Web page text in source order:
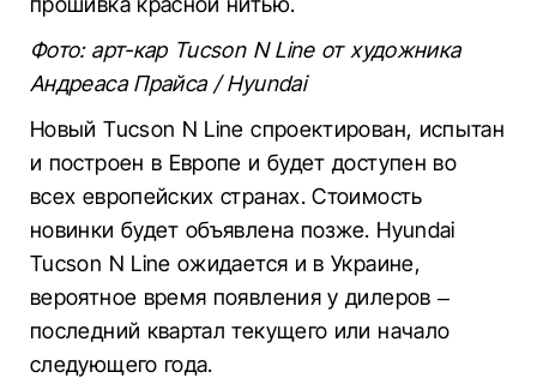
Фото: арт-кар Tucson N Line от художника
Андреаса Прайса / Hyundai
Новый Tucson N Line спроектирован, испытан
и построен в Европе и будет доступен во
всех европейских странах. Стоимость
новинки будет объявлена позже. Hyundai
Tucson N Line ожидается и в Украине,
вероятное время появления у дилеров –
последний квартал текущего или начало
следующего года.